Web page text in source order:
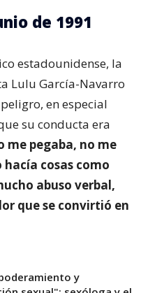
de 1991
estadounidense, la
Lulu García-Navarro
en especial
su conducta era
me pegaba, no me
cosas como
abuso verbal,
que se convirtió en
y